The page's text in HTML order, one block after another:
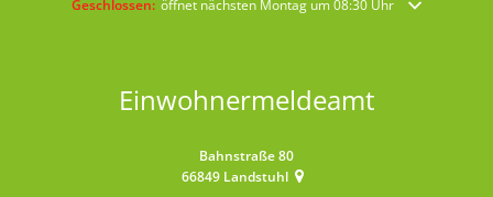
Klicken, um weitere Öffnungs- oder Schließzeiten auszublenden
Geschlossen: öffnet nächsten Montag um 08:30 Uhr
Einwohnermeldeamt
Bahnstraße 80
66849 Landstuhl